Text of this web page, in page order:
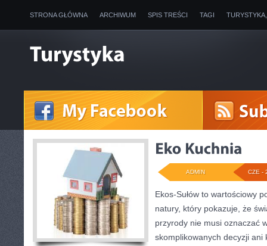
STRONA GŁÓWNA ARCHIWUM SPIS TREŚCI TAGI
CZE -
ADMIN
Ekos-Sułów to wartościowy
natury, który pokazuje, że
przyrody nie musi oznaczać
skomplikowanych decyzji ani